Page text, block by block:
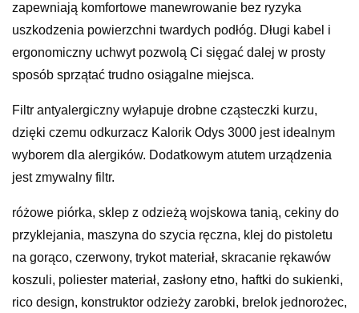
zapewniają komfortowe manewrowanie bez ryzyka
uszkodzenia powierzchni twardych podłóg. Długi kabel i
ergonomiczny uchwyt pozwolą Ci sięgać dalej w prosty
sposób sprzątać trudno osiągalne miejsca.
Filtr antyalergiczny wyłapuje drobne cząsteczki kurzu,
dzięki czemu odkurzacz Kalorik Odys 3000 jest idealnym
wyborem dla alergików. Dodatkowym atutem urządzenia
jest zmywalny filtr.
różowe piórka, sklep z odzieżą wojskowa tanią, cekiny do
przyklejania, maszyna do szycia ręczna, klej do pistoletu
na gorąco, czerwony, trykot materiał, skracanie rękawów
koszuli, poliester materiał, zasłony etno, haftki do sukienki,
rico design, konstruktor odzieży zarobki, brelok jednorożec,